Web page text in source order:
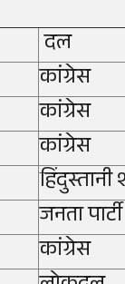
दल
कांग्रेस
कांग्रेस
कांग्रेस
जनता पार्टी
कांग्रेस